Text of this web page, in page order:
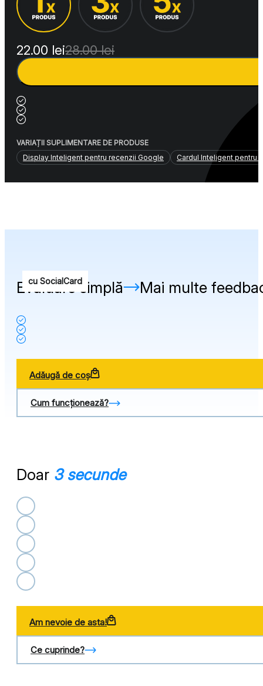
28.00lei
Prețul
inițial
a
fost:
28.00 lei.
22.00 lei
Prețul
curent
este:
22.00 lei.
VARIAȚII SUPLIMENTARE DE PRODUSE
Display Inteligent pentru recenzii Google
Cardul Inteligent pentru
cu SocialCard
Evaluare simplă Mai multe
Adăugă de coș
Cum funcționează?
Doar 3 secunde
Am nevoie de asta!
Ce cuprinde?